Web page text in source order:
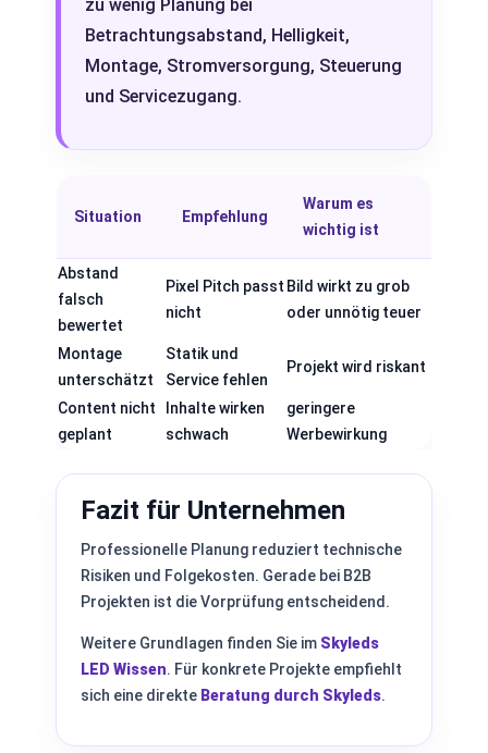
zu wenig Planung bei
Betrachtungsabstand, Helligkeit,
Montage, Stromversorgung, Steuerung
und Servicezugang.
Situation Empfehlung
Warum es
wichtig ist
Abstand
falsch
bewertet
Pixel Pitch passt
nicht
Bild wirkt zu grob
oder unnötig teuer
Montage
unterschätzt
Statik und
Service fehlen
Projekt wird riskant
Content nicht
geplant
Inhalte wirken
schwach
geringere
Werbewirkung
Fazit für Unternehmen
Professionelle Planung reduziert technische
Risiken und Folgekosten. Gerade bei B2B
Projekten ist die Vorprüfung entscheidend.
Weitere Grundlagen finden Sie im Skyleds
LED Wissen. Für konkrete Projekte empfiehlt
sich eine direkte Beratung durch Skyleds.